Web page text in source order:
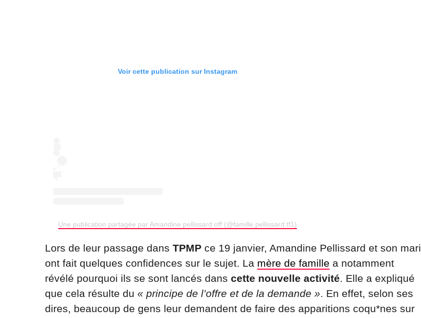
Voir cette publication sur Instagram
Une publication partagée par Amandine pellissard off (@famille.pellissard.tf1)
Lors de leur passage dans TPMP ce 19 janvier, Amandine Pellissard et son mari
ont fait quelques confidences sur le sujet. La mère de famille a notamment
révélé pourquoi ils se sont lancés dans cette nouvelle activité. Elle a expliqué
que cela résulte du « principe de l’offre et de la demande ». En effet, selon ses
dires, beaucoup de gens leur demandent de faire des apparitions coqu*nes sur